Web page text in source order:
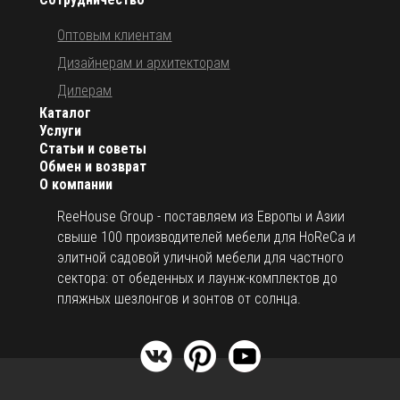
О компании
ReeHouse Group - поставляем из Европы и Азии
свыше 100 производителей мебели для HoReCa и
элитной садовой уличной мебели для частного
сектора: от обеденных и лаунж-комплектов до
пляжных шезлонгов и зонтов от солнца.
Каталог
Услуги
Статьи и советы
Обмен и возврат
Оптовым клиентам
Дизайнерам и архитекторам
Дилерам